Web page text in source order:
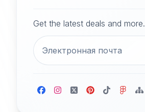
Get the latest deals and more.